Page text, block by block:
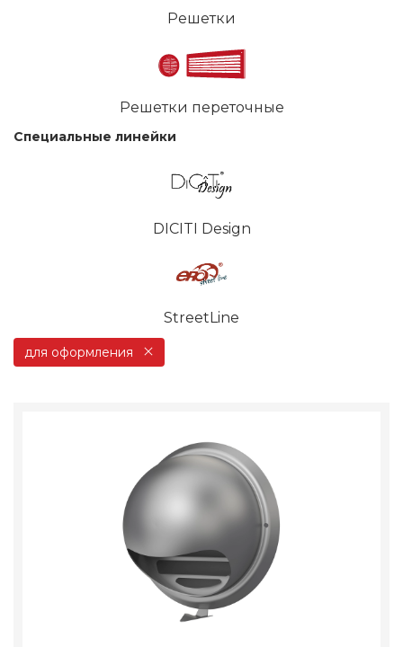
Решетки
Решетки переточные
Специальные линейки
DICITI Design
StreetLine
для оформления